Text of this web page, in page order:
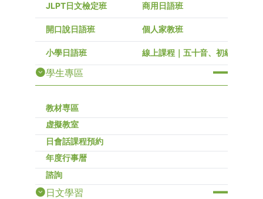
JLPT日文檢定班 商用日語班
開口說日語班 個人家教班
小學日語班 線上課程｜五十音、初級～高級
學生專區
教材専區
虚擬教室
日會話課程預約
年度行事暦
諮詢
日文學習